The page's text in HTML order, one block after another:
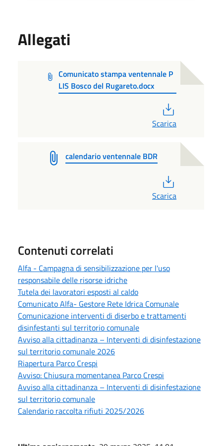
Allegati
Comunicato stampa ventennale P
LIS Bosco del Rugareto.docx
Scarica
calendario ventennale BDR
Scarica
Contenuti correlati
Alfa - Campagna di sensibilizzazione per l'uso
responsabile delle risorse idriche
Tutela dei lavoratori esposti al caldo
Comunicato Alfa- Gestore Rete Idrica Comunale
Comunicazione interventi di diserbo e trattamenti
disinfestanti sul territorio comunale
Avviso alla cittadinanza – Interventi di disinfestazione
sul territorio comunale 2026
Riapertura Parco Crespi
Avviso: Chiusura momentanea Parco Crespi
Avviso alla cittadinanza – Interventi di disinfestazione
sul territorio comunale
Calendario raccolta rifiuti 2025/2026